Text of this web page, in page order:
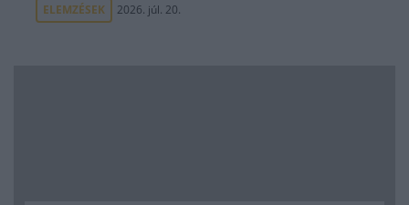
ELEMZÉSEK 2026. júl. 20.